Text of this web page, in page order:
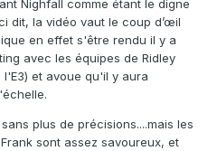
Nighfall comme étant le digne
dit, la vidéo vaut le coup d’œil
en effet s'être rendu il y a
avec les équipes de Ridley
et avoue qu'il y aura
plus de précisions....mais les
sont assez savoureux, et